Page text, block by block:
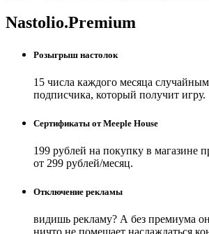
Nastolio.Premium
Розыгрыш настолок
15 числа каждого месяца
подписчика, который получит игру.
Сертификаты от Meeple House
199 рублей на покупку в магазине
от 299 рублей/месяц.
Отключение рекламы
видишь рекламу? А без премиума